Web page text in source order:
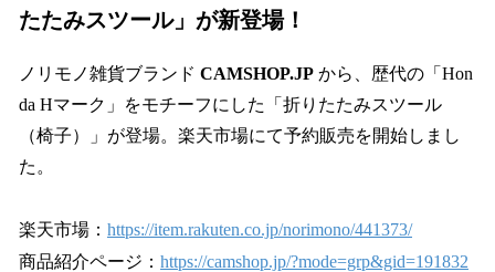
たたみスツール」が新登場！
ノリモノ雑貨ブランド CAMSHOP.JP から、歴代の「Hon
da Hマーク」をモチーフにした「折りたたみスツール
（椅子）」が登場。楽天市場にて予約販売を開始しまし
た。
楽天市場： https://item.rakuten.co.jp/norimono/441373/
商品紹介ページ： https://camshop.jp/?mode=grp&gid=191832